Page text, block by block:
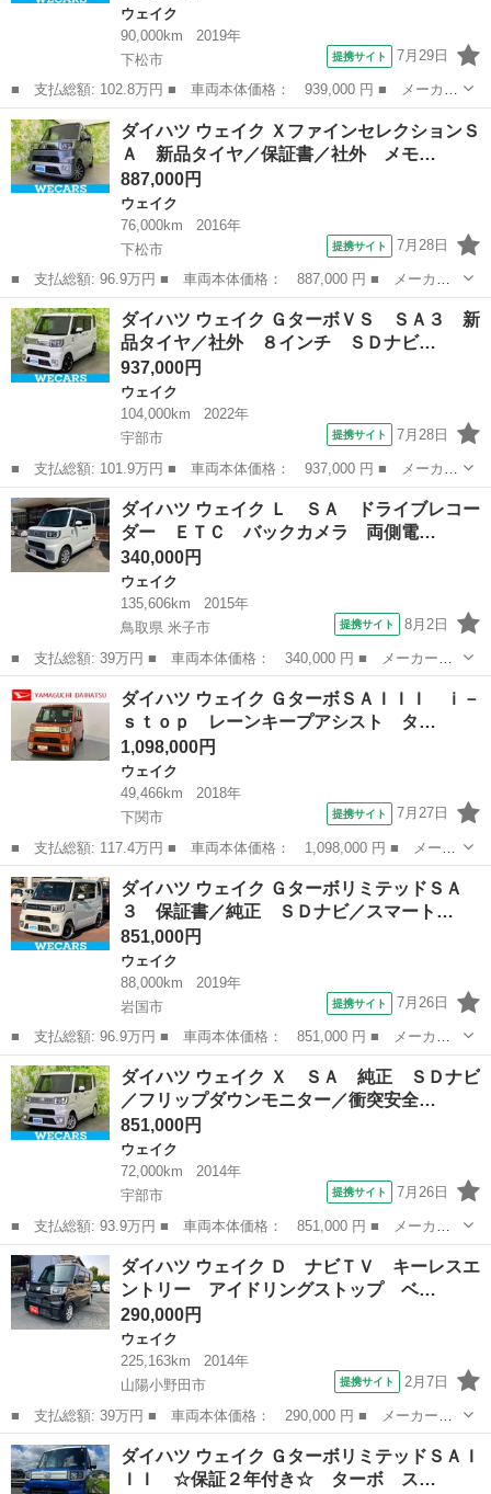
ウェイク
90,000km
2019年
下松市
提携サイト 7月29日
■ 支払総額: 102.8万円 ■ 車両本体価格： 939,000 円 ■ メーカー
名： ダイハツ ■ 車種名： ウェイク ■ グレード名： Ｇターボ
レジャーエディションＳＡ３ 新品タイヤ／社外 １０インチ ＳＤ
ナビ／スマ...
山口 下松市 ウェイク
ダイハツ ウェイク ＸファインセレクションＳ
Ａ 新品タイヤ／保証書／社外 メモ…
887,000円
ウェイク
76,000km
2016年
下松市
提携サイト 7月28日
■ 支払総額: 96.9万円 ■ 車両本体価格： 887,000 円 ■ メーカー
名： ダイハツ ■ 車種名： ウェイク ■ グレード名： Ｘファイ
ンセレクションＳＡ 新品タイヤ／保証書／社外 メモリーナビ／衝
突安全装置／...
山口 下松市 ウェイク
ダイハツ ウェイク ＧターボＶＳ ＳＡ３ 新
品タイヤ／社外 ８インチ ＳＤナビ…
937,000円
ウェイク
104,000km
2022年
宇部市
提携サイト 7月28日
■ 支払総額: 101.9万円 ■ 車両本体価格： 937,000 円 ■ メーカー
名： ダイハツ ■ 車種名： ウェイク ■ グレード名： Ｇターボ
ＶＳ ＳＡ３ 新品タイヤ／社外 ８インチ ＳＤナビ／衝突安全装
置／両側電...
山口 宇部市 ウェイク
ダイハツ ウェイク Ｌ ＳＡ ドライブレコー
ダー ＥＴＣ バックカメラ 両側電…
340,000円
ウェイク
135,606km
2015年
鳥取県 米子市
提携サイト 8月2日
■ 支払総額: 39万円 ■ 車両本体価格： 340,000 円 ■ メーカー
名： ダイハツ ■ 車種名： ウェイク ■ グレード名： Ｌ Ｓ
Ａ ドライブレコーダー ＥＴＣ バックカメラ 両側電動スライド
ドア ＴＶ 衝突被...
鳥取 ウェイク
ダイハツ ウェイク ＧターボＳＡＩＩＩ ｉ－
ｓｔｏｐ レーンキープアシスト タ…
1,098,000円
ウェイク
49,466km
2018年
下関市
提携サイト 7月27日
■ 支払総額: 117.4万円 ■ 車両本体価格： 1,098,000 円 ■ メーカ
ー名： ダイハツ ■ 車種名： ウェイク ■ グレード名： Ｇター
ボＳＡＩＩＩ ｉ－ｓｔｏｐ レーンキープアシスト ターボ車 ア
ルミ Ｌ...
山口 下関市 ウェイク
ダイハツ ウェイク ＧターボリミテッドＳＡ
３ 保証書／純正 ＳＤナビ／スマート…
851,000円
ウェイク
88,000km
2019年
岩国市
提携サイト 7月26日
■ 支払総額: 96.9万円 ■ 車両本体価格： 851,000 円 ■ メーカー
名： ダイハツ ■ 車種名： ウェイク ■ グレード名： Ｇターボ
リミテッドＳＡ３ 保証書／純正 ＳＤナビ／スマートアシスト（ト
ヨタ・ダイハ...
山口 岩国市 ウェイク
ダイハツ ウェイク Ｘ ＳＡ 純正 ＳＤナビ
／フリップダウンモニター／衝突安全…
851,000円
ウェイク
72,000km
2014年
宇部市
提携サイト 7月26日
■ 支払総額: 93.9万円 ■ 車両本体価格： 851,000 円 ■ メーカー
名： ダイハツ ■ 車種名： ウェイク ■ グレード名： Ｘ Ｓ
Ａ 純正 ＳＤナビ／フリップダウンモニター／衝突安全装置／電動
スライドドア／...
山口 宇部市 ウェイク
ダイハツ ウェイク Ｄ ナビＴＶ キーレスエ
ントリー アイドリングストップ ベ…
290,000円
ウェイク
225,163km
2014年
山陽小野田市
提携サイト 2月7日
■ 支払総額: 39万円 ■ 車両本体価格： 290,000 円 ■ メーカー
名： ダイハツ ■ 車種名： ウェイク ■ グレード名： Ｄ ナビ
ＴＶ キーレスエントリー アイドリングストップ ベンチシート
両側スライドドア...
山口 山陽小野田市 ウェイク
ダイハツ ウェイク ＧターボリミテッドＳＡＩ
ＩＩ ☆保証２年付き☆ ターボ ス…